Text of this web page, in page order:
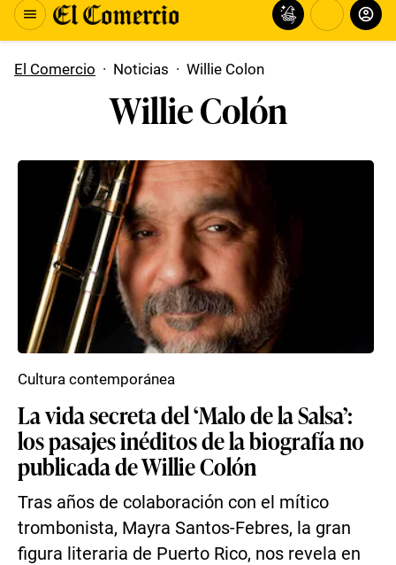
El Comercio · Noticias · Willie Colon
Willie Colón
La vida secreta del ‘Malo de la Salsa’:
los pasajes inéditos de la biografía no
publicada de Willie Colón
Tras años de colaboración con el mítico
trombonista, Mayra Santos-Febres, la gran
figura literaria de Puerto Rico, nos revela en
Cultura contemporánea